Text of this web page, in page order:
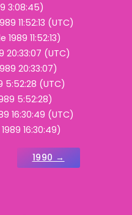
3:08:45)
11:52:13 (UTC)
11:52:13)
(UTC)
20:33:07)
5:52:28 (UTC)
5:52:28)
16:30:49 (UTC)
16:30:49)
1990 →